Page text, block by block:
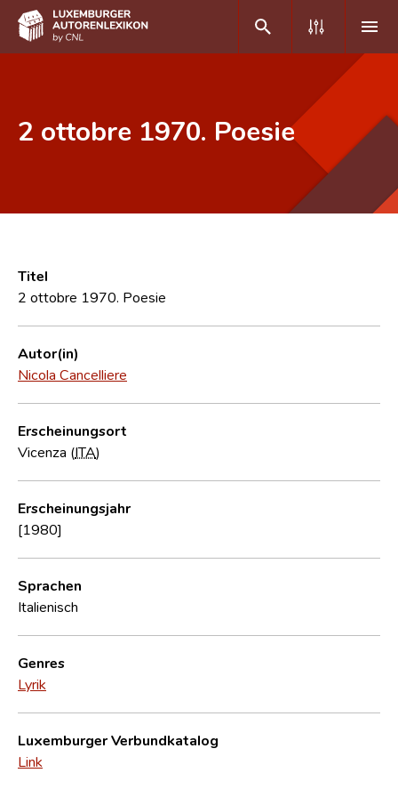
Häufige Fragen und Antworten
CNL
Forschungsgruppe
Kontakt
2 ottobre 1970. Poesie
Titel
2 ottobre 1970. Poesie
Autor(in)
Nicola Cancelliere
Erscheinungsort
Vicenza (ITA)
Erscheinungsjahr
[1980]
Sprachen
Italienisch
Genres
Lyrik
Luxemburger Verbundkatalog
Link